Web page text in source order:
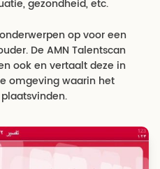
gezondheid, etc.
op voor een
De AMN Talentscan
ook en vertaalt deze in
omgeving waarin het